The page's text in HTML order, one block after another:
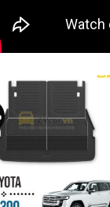
Thêm
vào
yêu
thích